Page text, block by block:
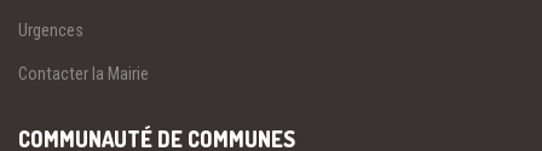
Urgences
Contacter la Mairie
COMMUNAUTÉ DE COMMUNES